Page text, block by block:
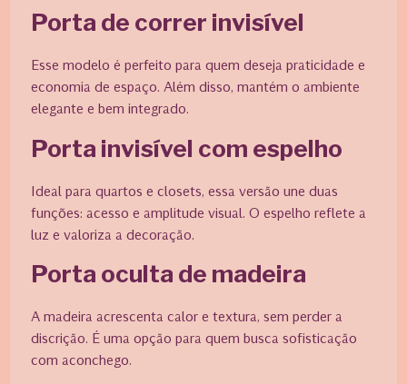
Porta de correr invisível
Esse modelo é perfeito para quem deseja praticidade e
economia de espaço. Além disso, mantém o ambiente
elegante e bem integrado.
Porta invisível com espelho
Ideal para quartos e closets, essa versão une duas
funções: acesso e amplitude visual. O espelho reflete a
luz e valoriza a decoração.
Porta oculta de madeira
A madeira acrescenta calor e textura, sem perder a
discrição. É uma opção para quem busca sofisticação
com aconchego.